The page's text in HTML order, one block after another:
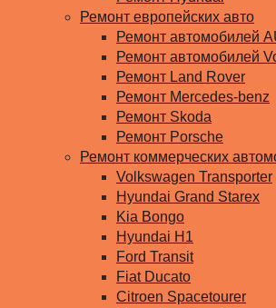
Ремонт европейских авто
Ремонт автомобилей
Ремонт автомобилей
Ремонт Land Rover
Ремонт Mercedes-benz
Ремонт Skoda
Ремонт Porsche
Ремонт коммерческих
Volkswagen Transporter
Hyundai Grand Starex
Kia Bongo
Hyundai H1
Ford Transit
Fiat Ducato
Citroen Spacetourer